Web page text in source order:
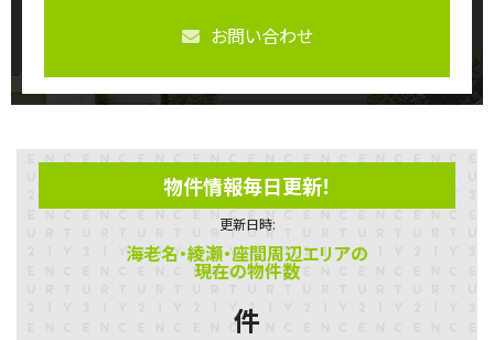
お問い合わせ
物件情報毎日更新！
更新日時:
海老名・綾瀬・座間周辺エリアの
現在の物件数
件